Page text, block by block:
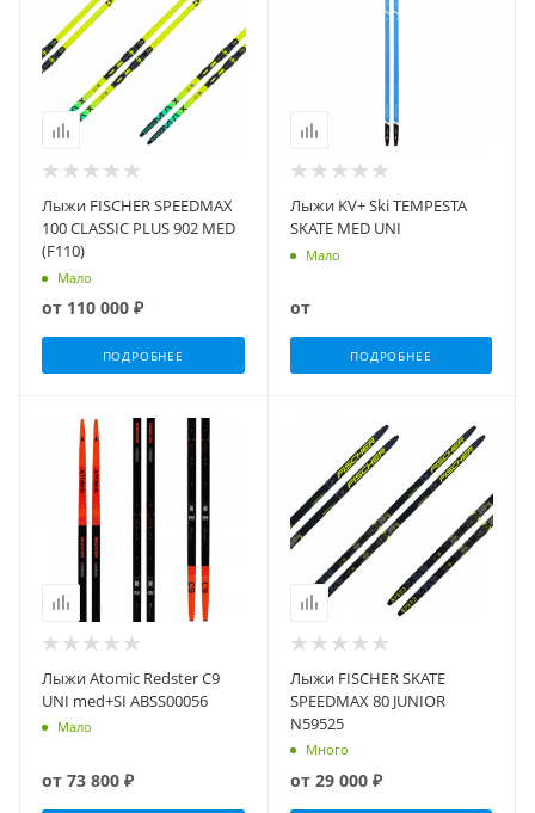
Лыжи FISCHER SPEEDMAX
100 CLASSIC PLUS 902 MED
(F110)
Мало
от 110 000 ₽
ПОДРОБНЕЕ
Лыжи KV+ Ski TEMPESTA
SKATE MED UNI
Мало
от
ПОДРОБНЕЕ
Лыжи Atomic Redster C9
UNI med+SI ABSS00056
Мало
от 73 800 ₽
Лыжи FISCHER SKATE
SPEEDMAX 80 JUNIOR
N59525
Много
от 29 000 ₽